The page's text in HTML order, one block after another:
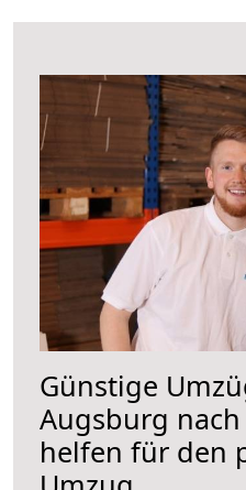
Günstige
Augsburg
helfen für den